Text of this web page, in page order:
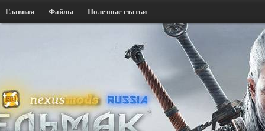
Главная Файлы Полезные статьи